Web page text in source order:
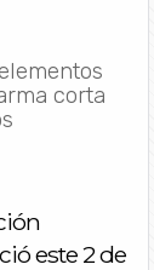
corta
este 2 de